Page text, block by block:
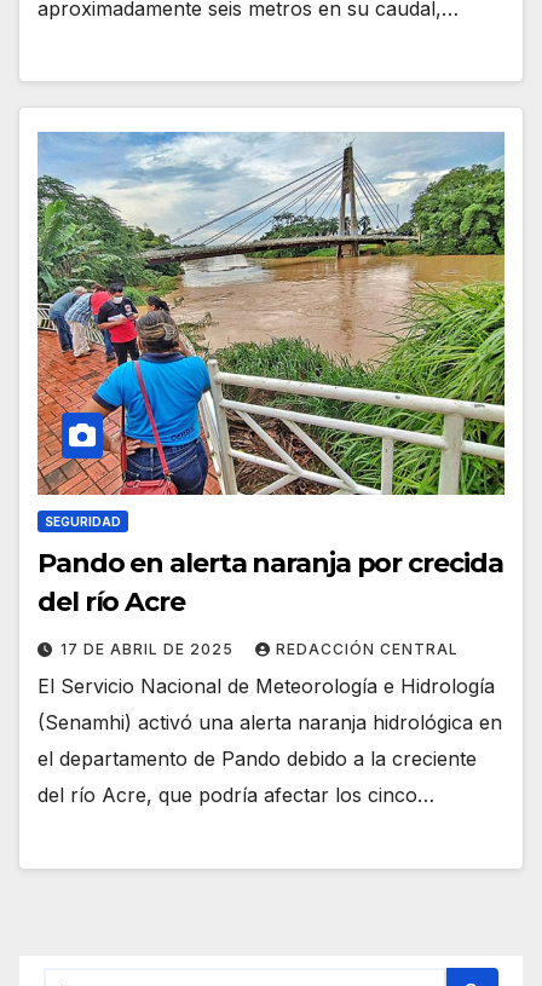
aproximadamente seis metros en su caudal,…
SEGURIDAD
Pando en alerta naranja por crecida
del río Acre
17 DE ABRIL DE 2025 REDACCIÓN CENTRAL
El Servicio Nacional de Meteorología e Hidrología
(Senamhi) activó una alerta naranja hidrológica en
el departamento de Pando debido a la creciente
del río Acre, que podría afectar los cinco…